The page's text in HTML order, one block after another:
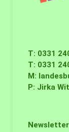
T: 0331
T: 0331
M:
P: Jirka
Newsletter